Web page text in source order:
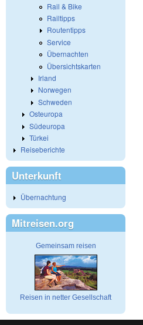
Rail & Bike
Railtipps
Routentipps
Service
Übernachten
Übersichtskarten
Irland
Norwegen
Schweden
Osteuropa
Südeuropa
Türkei
Reiseberichte
Unterkunft
Übernachtung
Mitreisen.org
Gemeinsam reisen
Reisen in netter Gesellschaft